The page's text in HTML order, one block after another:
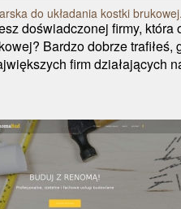
do układania kostki brukowej.
doświadczonej firmy, która
Bardzo dobrze trafiłeś,
firm działających